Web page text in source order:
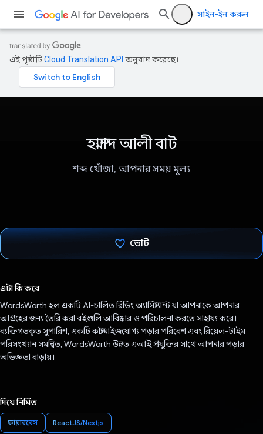
সাইন-ইন করুন
এই পৃষ্ঠাটিCloud Translation API অনুবাদ করেছে।
হাম্মাদ আলী বাট
শব্দ খোঁজা, আপনার সময় মূল্য
ভোট
এটা কি করে
WordsWorth হল একটি AI-চালিত রিডিং অ্যাসিস্ট্যান্ট যা আপনাকে আপনার
আগ্রহের জন্য তৈরি করা বইগুলি আবিষ্কার ও পরিচালনা করতে সাহায্য করে।
ব্যক্তিগতকৃত সুপারিশ, একটি কাস্টমাইজযোগ্য পড়ার পরিবেশ এবং রিয়েল-টাইম
পরিসংখ্যান সমন্বিত, WordsWorth উন্নত এআই প্রযুক্তির সাথে আপনার পড়ার
অভিজ্ঞতা বাড়ায়।
দিয়ে নির্মিত
ফায়ারবেস ReactJS/Nextjs